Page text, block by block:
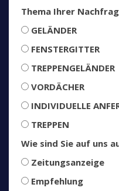
Thema Ihrer
GELÄNDER
FENSTERGITTER
TREPPENGELÄNDER
VORDÄCHER
INDIVIDUELLE
TREPPEN
Wie sind Sie auf uns
Zeitungsanzeige
Empfehlung